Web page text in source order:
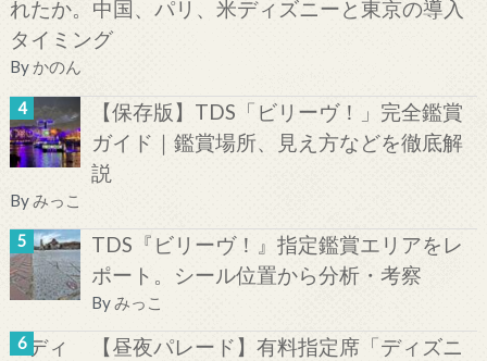
れたか。中国、パリ、米ディズニーと東京の導入
タイミング
Byかのん
【保存版】TDS「ビリーヴ！」完全鑑賞
ガイド｜鑑賞場所、見え方などを徹底解
説
Byみっこ
TDS『ビリーヴ！』指定鑑賞エリアをレ
ポート。シール位置から分析・考察
Byみっこ
【昼夜パレード】有料指定席「ディズニ